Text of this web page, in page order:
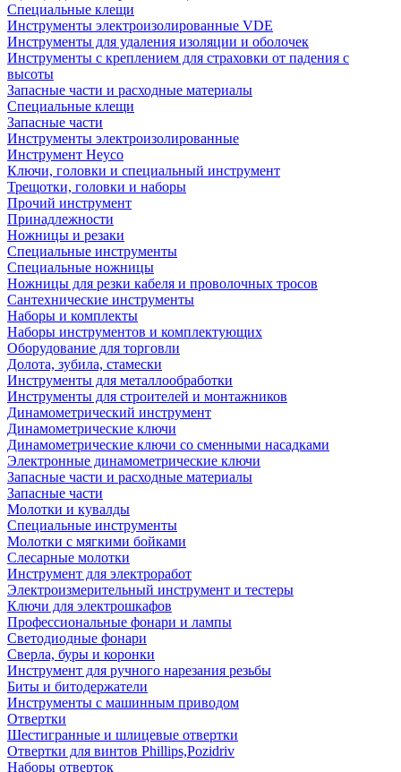
Специальные клещи
Инструменты электроизолированные VDE
Инструменты для удаления изоляции и оболочек
Инструменты с креплением для страховки от падения с
высоты
Запасные части и расходные материалы
Специальные клещи
Запасные части
Инструменты электроизолированные
Инструмент Heyco
Ключи, головки и специальный инструмент
Трещотки, головки и наборы
Прочий инструмент
Принадлежности
Ножницы и резаки
Специальные инструменты
Специальные ножницы
Ножницы для резки кабеля и проволочных тросов
Сантехнические инструменты
Наборы и комплекты
Наборы инструментов и комплектующих
Оборудование для торговли
Долота, зубила, стамески
Инструменты для металлообработки
Инструменты для строителей и монтажников
Динамометрический инструмент
Динамометрические ключи
Динамометрические ключи со сменными насадками
Электронные динамометрические ключи
Запасные части и расходные материалы
Запасные части
Молотки и кувалды
Специальные инструменты
Молотки с мягкими бойками
Слесарные молотки
Инструмент для электроработ
Электроизмерительный инструмент и тестеры
Ключи для электрошкафов
Профессиональные фонари и лампы
Светодиодные фонари
Сверла, буры и коронки
Инструмент для ручного нарезания резьбы
Биты и битодержатели
Инструменты с машинным приводом
Отвертки
Шестигранные и шлицевые отвертки
Отвертки для винтов Phillips,Pozidriv
Наборы отверток